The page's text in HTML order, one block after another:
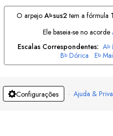
O arpejoAbsus2 tem a fórmula
Ele baseia-se no acorde
Escalas Correspondentes: Ab
Bb Dórica Eb
Configurações · Ajuda &